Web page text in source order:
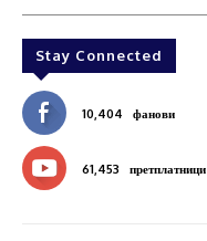
Stay Connected
10,404 фанови
61,453 претплатници